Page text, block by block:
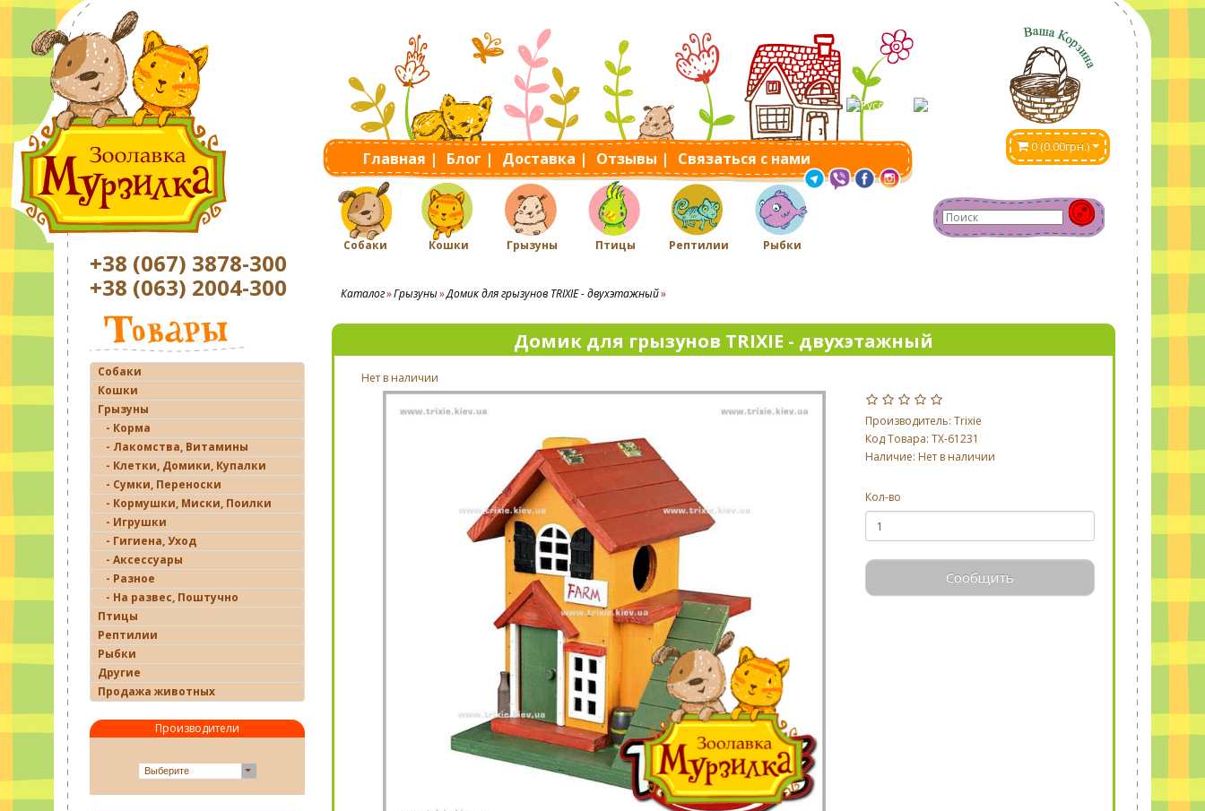
Главная | Блог | Доставка | Отзывы | Связаться с нами
0 (0.00грн.)
Собаки Кошки Грызуны Птицы Рептилии Рыбки
+38 (067) 3878-300
+38 (063) 2004-300
Собаки
Кошки
Грызуны
- Корма
- Лакомства, Витамины
- Клетки, Домики, Купалки
- Сумки, Переноски
- Кормушки, Миски, Поилки
- Игрушки
- Гигиена, Уход
- Аксессуары
- Разное
- На развес, Поштучно
Птицы
Рептилии
Рыбки
Другие
Продажа животных
Производители
Выберите
Каталог Грызуны Домик для грызунов TRIXIE - двухэтажный
Домик для грызунов TRIXIE - двухэтажный
Нет в наличии
Производитель: Trixie
Код Товара: TX-61231
Наличие: Нет в наличии
Кол-во
Сообщить